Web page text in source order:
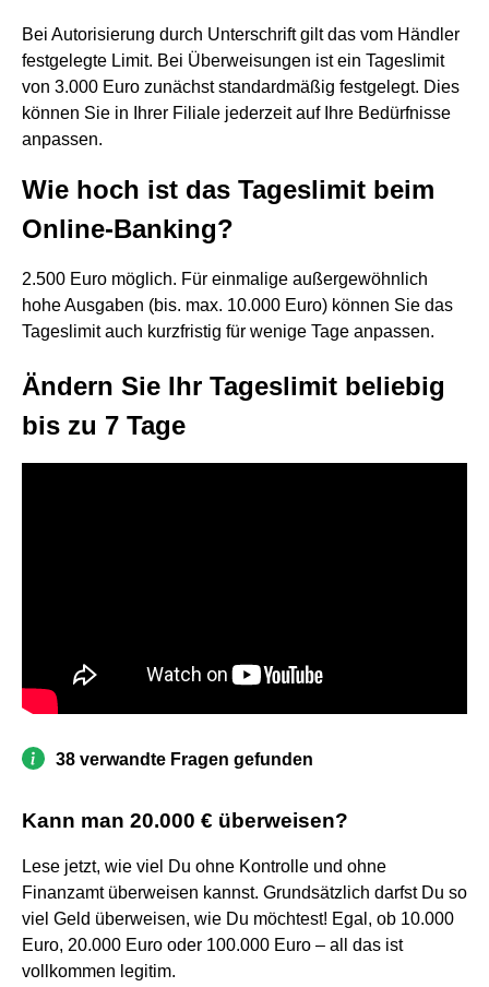
Bei Autorisierung durch Unterschrift gilt das vom Händler
festgelegte Limit. Bei Überweisungen ist ein Tageslimit
von 3.000 Euro zunächst standardmäßig festgelegt. Dies
können Sie in Ihrer Filiale jederzeit auf Ihre Bedürfnisse
anpassen.
Wie hoch ist das Tageslimit beim
Online-Banking?
2.500 Euro möglich. Für einmalige außergewöhnlich
hohe Ausgaben (bis. max. 10.000 Euro) können Sie das
Tageslimit auch kurzfristig für wenige Tage anpassen.
Ändern Sie Ihr Tageslimit beliebig
bis zu 7 Tage
38 verwandte Fragen gefunden
Kann man 20.000 € überweisen?
Lese jetzt, wie viel Du ohne Kontrolle und ohne
Finanzamt überweisen kannst. Grundsätzlich darfst Du so
viel Geld überweisen, wie Du möchtest! Egal, ob 10.000
Euro, 20.000 Euro oder 100.000 Euro – all das ist
vollkommen legitim.